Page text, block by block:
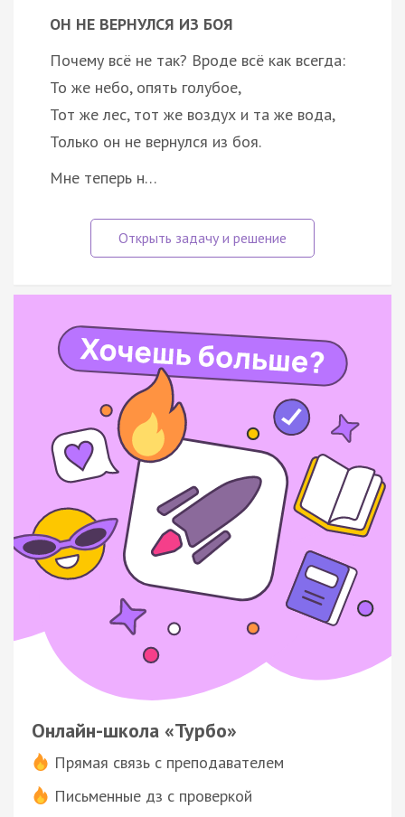
ОН НЕ ВЕРНУЛСЯ ИЗ БОЯ
Почему всё не так? Вроде всё как всегда:
То же небо, опять голубое,
Тот же лес, тот же воздух и та же вода,
Только он не вернулся из боя.
Мне теперь н…
Онлайн-школа «Турбо»
Прямая связь с преподавателем
Письменные дз с проверкой